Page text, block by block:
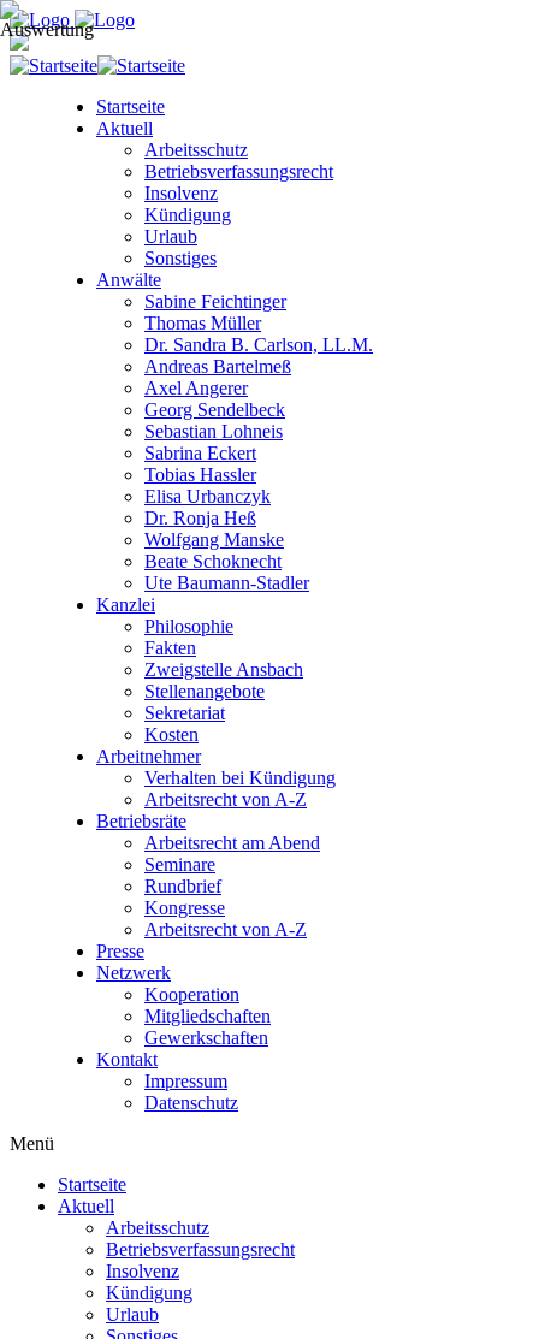
Startseite
Aktuell
Arbeitsschutz
Betriebsverfassungsrecht
Insolvenz
Kündigung
Urlaub
Sonstiges
Anwälte
Sabine Feichtinger
Thomas Müller
Dr. Sandra B. Carlson, LL.M.
Andreas Bartelmeß
Axel Angerer
Georg Sendelbeck
Sebastian Lohneis
Sabrina Eckert
Tobias Hassler
Elisa Urbanczyk
Dr. Ronja Heß
Wolfgang Manske
Beate Schoknecht
Ute Baumann-Stadler
Kanzlei
Philosophie
Fakten
Zweigstelle Ansbach
Stellenangebote
Sekretariat
Kosten
Arbeitnehmer
Verhalten bei Kündigung
Arbeitsrecht von A-Z
Betriebsräte
Arbeitsrecht am Abend
Seminare
Rundbrief
Kongresse
Arbeitsrecht von A-Z
Presse
Netzwerk
Kooperation
Mitgliedschaften
Gewerkschaften
Kontakt
Impressum
Datenschutz
Menü
Startseite
Aktuell
Arbeitsschutz
Betriebsverfassungsrecht
Insolvenz
Kündigung
Urlaub